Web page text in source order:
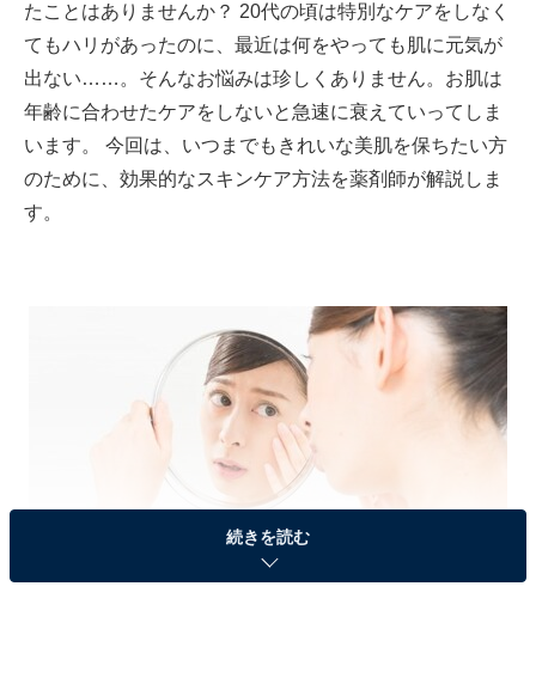
たことはありませんか？ 20代の頃は特別なケアをしなく
てもハリがあったのに、最近は何をやっても肌に元気が
出ない……。そんなお悩みは珍しくありません。お肌は
年齢に合わせたケアをしないと急速に衰えていってしま
います。 今回は、いつまでもきれいな美肌を保ちたい方
のために、効果的なスキンケア方法を薬剤師が解説しま
す。
続きを読む